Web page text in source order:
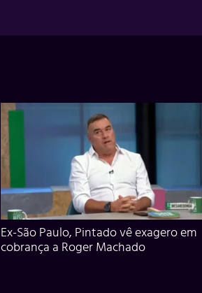
Ex-São Paulo, Pintado vê exagero em
cobrança a Roger Machado